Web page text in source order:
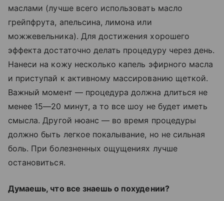
маслами (лучше всего использовать масло
грейпфрута, апельсина, лимона или
можжевельника). Для достижения хорошего
эффекта достаточно делать процедуру через день.
Нанеси на кожу несколько капель эфирного масла
и приступай к активному массированию щеткой.
Важный момент — процедура должна длиться не
менее 15—20 минут, а то все шоу не будет иметь
смысла. Другой нюанс — во время процедуры
должно быть легкое покалывание, но не сильная
боль. При болезненных ощущениях лучше
остановиться.
Думаешь, что все знаешь о похудении?